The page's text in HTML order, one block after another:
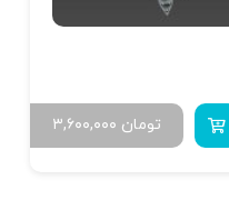
۳,۶۰۰,۰۰۰ تومان